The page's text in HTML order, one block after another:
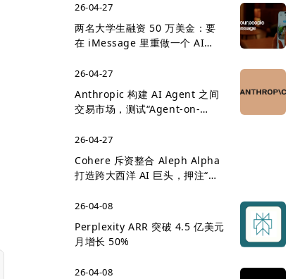
26-04-27
两名大学生融资 50 万美金：要
在 iMessage 里重做一个 AI
26-04-27
Anthropic 构建 AI Agent 之间
交易市场，测试“Agent-on-
26-04-27
Cohere 斥资整合 Aleph Alpha
打造跨大西洋 AI 巨头，押注“主
26-04-08
Perplexity ARR 突破 4.5 亿美元
月增长 50%
26-04-08